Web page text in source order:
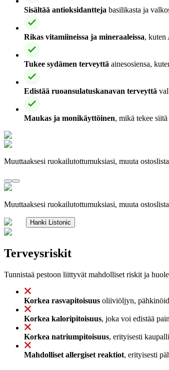
Sisältää antioksidantteja basilikasta ja
Rikas vitamiineissa ja mineraaleissa, kuten
Tukee sydämen terveyttä ainesosiensa,
Edistää ruoansulatuskanavan terveyttä
Maukas ja monikäyttöinen, mikä tekee
Muuttaaksesi ruokailutottumuksiasi, muuta
Muuttaaksesi ruokailutottumuksiasi, muuta
Hanki Listonic
Terveysriskit
Tunnistaä pestoon liittyvät mahdolliset riskit ja
Korkea rasvapitoisuus oliiviöljyn,
Korkea kaloripitoisuus, joka voi edistää
Korkea natriumpitoisuus, erityisesti
Mahdolliset allergiset reaktiot, erityisesti